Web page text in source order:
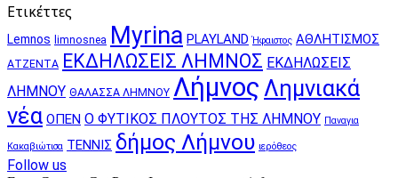
Ετικέττες
Lemnos limnosnea Myrina PLAYLAND Ήφαιστος ΑΘΛΗΤΙΣΜΟΣ
ΑΤΖΕΝΤΑ ΕΚΔΗΛΩΣΕΙΣ ΛΗΜΝΟΣ ΕΚΔΗΛΩΣΕΙΣ
ΛΗΜΝΟΥ ΘΑΛΑΣΣΑ ΛΗΜΝΟΥ Λήμνος Λημνιακά
νέα ΟΠΕΝ Ο ΦΥΤΙΚΟΣ ΠΛΟΥΤΟΣ ΤΗΣ ΛΗΜΝΟΥ Παναγια
Κακαβιώτισα ΤΕΝΝΙΣ δήμος Λήμνου ιερόθεος
Follow us